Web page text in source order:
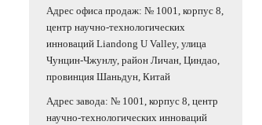
Адрес офиса продаж: № 1001, корпус 8,
центр научно-технологических
инноваций Liandong U Valley, улица
Чунцин-Чжунлу, район Личан, Циндао,
провинция Шаньдун, Китай
Адрес завода: № 1001, корпус 8, центр
научно-технологических инноваций